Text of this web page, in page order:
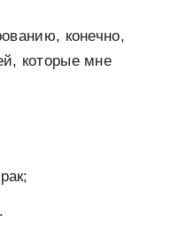
конечно,
которые мне